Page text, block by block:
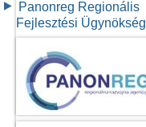
Panonreg Regionális
Fejlesztési Ügynökség